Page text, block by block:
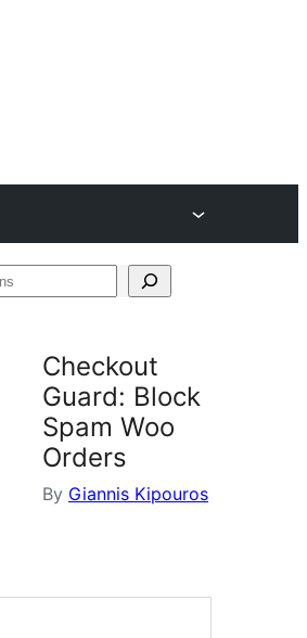
Checkout
Guard: Block
Spam Woo
Orders
By Giannis Kipouros